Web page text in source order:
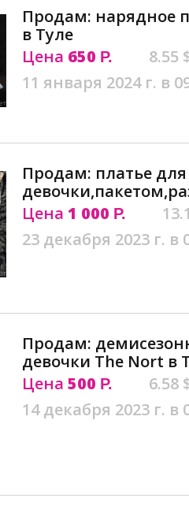
Продам: нарядное
в Туле
Цена 650 Р.
8.55
11 января 2024 г. в
Продам: платье для
Цена 1 000 Р.
23 декабря 2023 г. в
Продам:
девочки The Nort в
Цена 500 Р.
6.58
14 декабря 2023 г. в